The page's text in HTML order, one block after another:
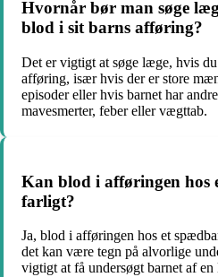
Hvornår bør man søge
blod i sit barns afføring?
Det er vigtigt at søge læge, hvis
afføring, især hvis der er store
episoder eller hvis barnet har
mavesmerter, feber eller vægttab.
Kan blod i afføringen
farligt?
Ja, blod i afføringen hos et
det kan være tegn på alvorlige
vigtigt at få undersøgt barnet af